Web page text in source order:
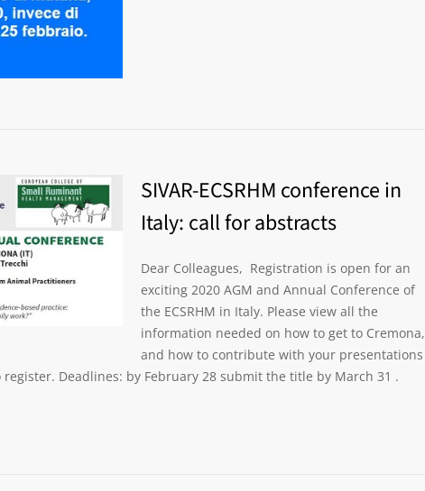
SIVAR-ECSRHM conference in
Italy: call for abstracts
Dear Colleagues, Registration is open for an
exciting 2020 AGM and Annual Conference of
the ECSRHM in Italy. Please view all the
information needed on how to get to Cremona,
and how to contribute with your presentations
Deadlines: by February 28 submit the title by March 31 .